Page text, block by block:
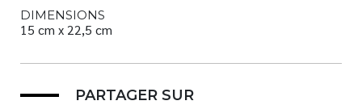
DIMENSIONS
15 cm x 22,5 cm
PARTAGER SUR